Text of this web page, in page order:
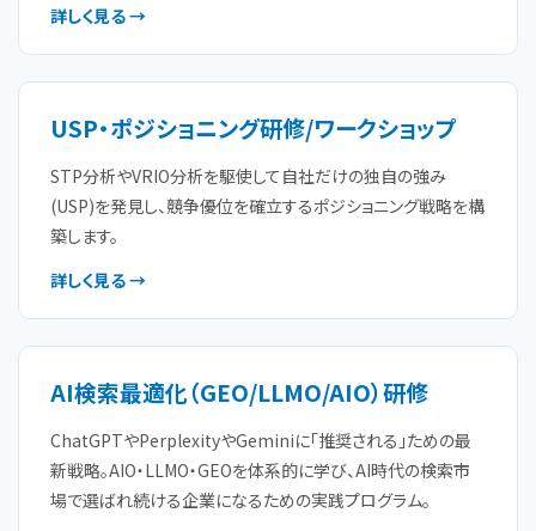
詳しく見る →
USP・ポジショニング研修/ワークショップ
STP分析やVRIO分析を駆使して自社だけの独自の強み
(USP)を発見し、競争優位を確立するポジショニング戦略を構
築します。
詳しく見る →
AI検索最適化（GEO/LLMO/AIO）研修
ChatGPTやPerplexityやGeminiに「推奨される」ための最
新戦略。AIO・LLMO・GEOを体系的に学び、AI時代の検索市
場で選ばれ続ける企業になるための実践プログラム。